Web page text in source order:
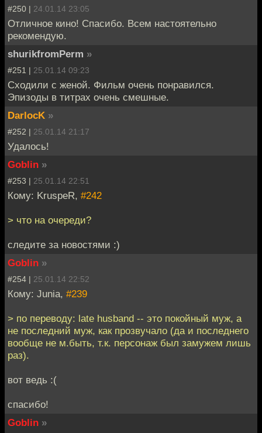
#250 | 24.01.14 23:05
Отличное кино! Спасибо. Всем настоятельно
рекомендую.
shurikfromPerm »
#251 | 25.01.14 09:23
Сходили с женой. Фильм очень понравился.
Эпизоды в титрах очень смешные.
DarlocK »
#252 | 25.01.14 21:17
Удалось!
Goblin »
#253 | 25.01.14 22:51
Кому: KruspeR, #242
> что на очереди?
следите за новостями :)
Goblin »
#254 | 25.01.14 22:52
Кому: Junia, #239
> по переводу: late husband -- это покойный муж, а
не последний муж, как прозвучало (да и последнего
вообще не м.быть, т.к. персонаж был замужем лишь
раз).
вот ведь :(
спасибо!
Goblin »